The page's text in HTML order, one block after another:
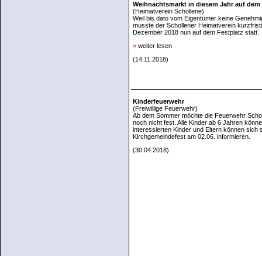
Weihnachtsmarkt in diesem Jahr auf
(Heimatverein Schollene)
Weil bis dato vom Eigentümer keine
musste der Schollener Heimatverein
Dezember 2018 nun auf dem Festplatz statt.
» weiter lesen
(14.11.2018)
Kinderfeuerwehr
(Freiwillige Feuerwehr)
Ab dem Sommer möchte die Feuerwehr
noch nicht fest. Alle Kinder ab 6 Jahren
interessierten Kinder und Eltern können sich
Kirchgemeindefest am 02.06. informieren.
(30.04.2018)